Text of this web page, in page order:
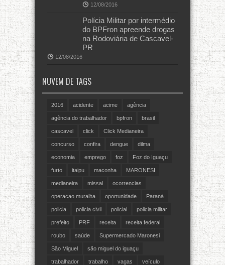
12/08/2016
Polícia Militar por intermédio
do BPFron apreende drogas
na Rodoviária de Cascavel-
PR
12/08/2016
NUVEM DE TAGS
2016 acidente acime agência
agência do trabalhador bpfron brasil
cascavel click Click Medianeira
concurso confira dengue dilma
economia emprego foz Foz do Iguaçu
furto itaipu maconha MARONESI
medianeira missal ocorrencias
operacao muralha oportunidade Paraná
policia policia civil policial policia militar
prefeito PRF receita receita federal
roubo saúde Supermercado Maronesi
São Miguel são miguel do iguaçu
trabalhador trabalho vagas veículo